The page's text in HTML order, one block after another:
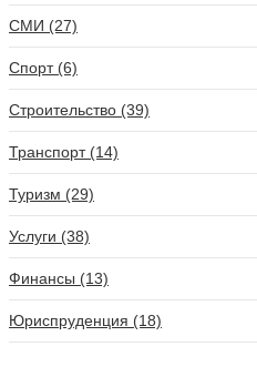
СМИ (27)
Спорт (6)
Строительство (39)
Транспорт (14)
Туризм (29)
Услуги (38)
Финансы (13)
Юриспруденция (18)